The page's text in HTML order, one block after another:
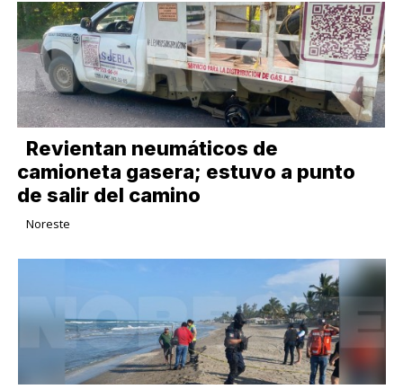
Revientan neumáticos de
camioneta gasera; estuvo a punto
de salir del camino
Noreste